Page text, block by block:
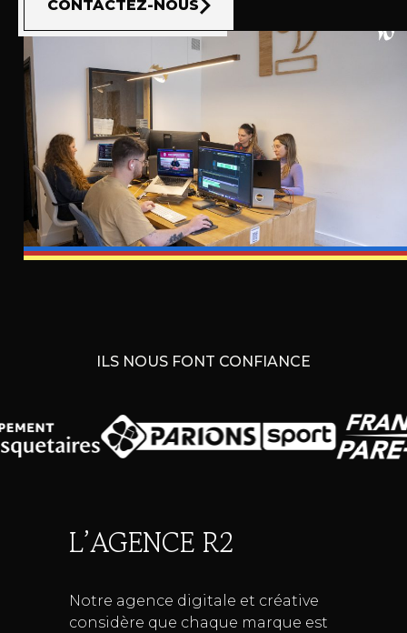
CONTACTEZ-NOUS
ILS NOUS FONT CONFIANCE
L’AGENCE R2
Notre agence digitale et créative
considère que chaque marque est